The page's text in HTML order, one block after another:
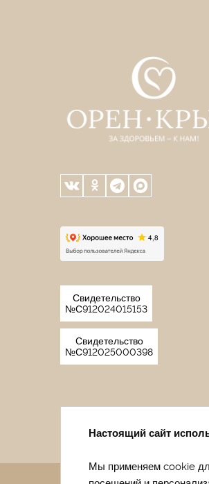
Свидетельство
№С912024015153
Свидетельство
№С912025000398
Настоящий сайт
Мы применяем cookie